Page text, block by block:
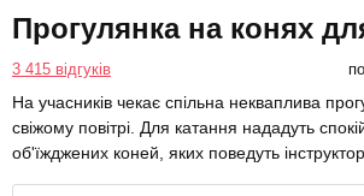
Прогулянка на конях
3 415 відгуків
На учасників чекає спільна некваплива
свіжому повітрі. Для катання нададуть
об'їжджених коней, яких поведуть